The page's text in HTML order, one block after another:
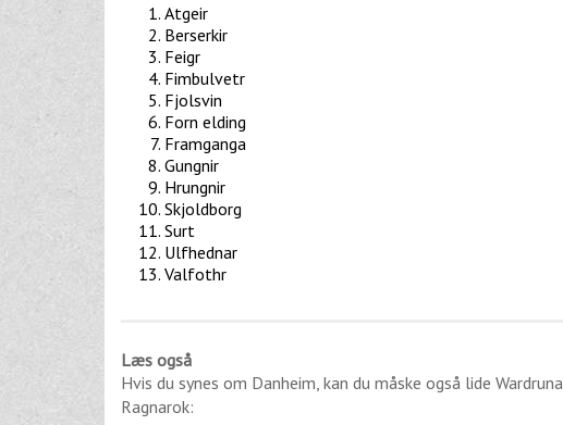
Atgeir
Berserkir
Feigr
Fimbulvetr
Fjolsvin
Forn elding
Framganga
Gungnir
Hrungnir
Skjoldborg
Surt
Ulfhednar
Valfothr
Læs også
Hvis du synes om Danheim , kan du måske også lide Wardruna
Ragnarok: